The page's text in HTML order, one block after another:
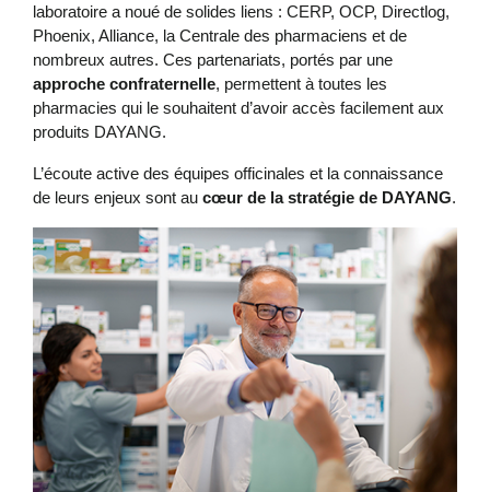
laboratoire a noué de solides liens : CERP, OCP, Directlog,
Phoenix, Alliance, la Centrale des pharmaciens et de
nombreux autres. Ces partenariats, portés par une
approche confraternelle, permettent à toutes les
pharmacies qui le souhaitent d’avoir accès facilement aux
produits DAYANG.
L’écoute active des équipes officinales et la connaissance
de leurs enjeux sont au cœur de la stratégie de DAYANG.